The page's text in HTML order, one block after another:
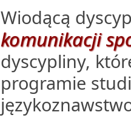
Wiodącą
komunikacji
dyscypliny,
programie